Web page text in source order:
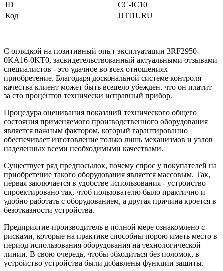
ID
CC-IC10
Код
JJTI1URU
С оглядкой на позитивный опыт эксплуатации 3RF2950-
0KA16-0KT0, засвидетельствованный актуальными отзывами
специалистов - это удачное во всех отношениях
приобретение. Благодаря доскональной системе контроля
качества клиент может быть всецело убежден, что он платит
за сто процентов технически исправный прибор.
Процедура оценивания показаний технического общего
состояния применяемого производственного оборудования
является важным фактором, который гарантированно
обеспечивает изготовление только лишь механизмов и узлов
наделенных всеми необходимыми качествами.
Существует ряд предпосылок, почему спрос у покупателей на
приобретение такого оборудования является массовым. Так,
первая заключается в удобстве использования - устройство
спроектировано так, чтоб пользователю было практично и
удобно работать с оборудованием, а другая причина кроется в
безотказности устройства.
Предприятие-производитель в полной мере ознакомлено с
рисками, которые на практике способны порою иметь место в
период использования оборудования на технологической
линии. В свою очередь, чтобы обходиться без поломок, в
устройство устройства были добавлены функции защиты.